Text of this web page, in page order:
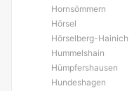
Hornsömmern
Hörsel
Hörselberg-Hainich
Hummelshain
Hümpfershausen
Hundeshagen